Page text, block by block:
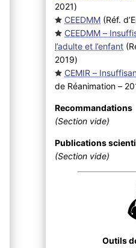
2021)
CEEDMM (Réf.
CEEDMM –
l’adulte et l’enfant
2019)
CEMIR –
de Réanimation –
Recommandations
(Section vide)
Publications
(Section vide)
Outils